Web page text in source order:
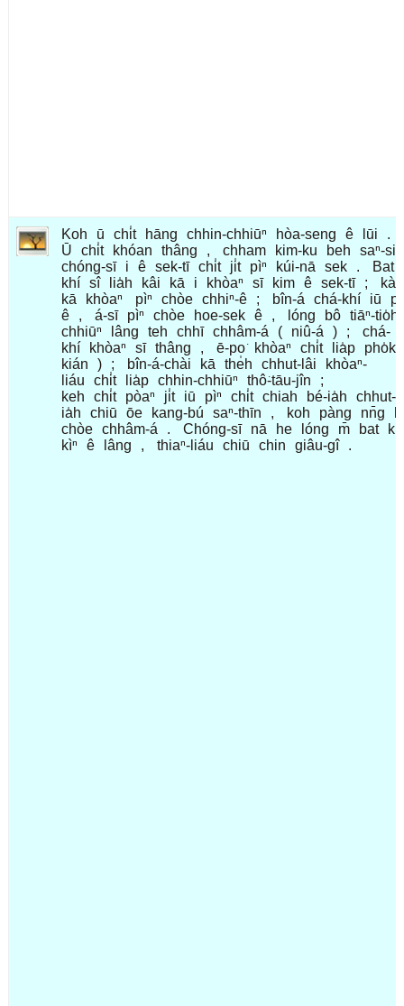
Koh ū chi̍t hāng chhin-chhiūⁿ hòa-seng ê lūi
.
Ū
chi̍t khóan thâng , chham kim-ku beh
saⁿ-
chóng-sī
i ê sek-tī chi̍t ji̍t pìⁿ kúi-nā sek . Bat
khí sî lia̍h kâi kā i khòaⁿ sī kim ê sek-tī ;
kàu
kā
khòaⁿ pìⁿ chòe chhiⁿ-ê ; bîn-á chá-khí iū
ê
, á-sī pìⁿ chòe hoe-sek ê , lóng bô tiāⁿ-tio̍h
chhiūⁿ
lâng teh chhī chhâm-á ( niû-á ) ;
chá-
khí
khòaⁿ sī thâng , ē-po͘ khòaⁿ chi̍t lia̍p
pho̍k-
kián
) ; bîn-á-chài kā the̍h chhut-lâi
khòaⁿ-
liáu
chi̍t lia̍p chhin-chhiūⁿ thô͘-tāu-jîn
;
keh
chi̍t pòaⁿ ji̍t iū pìⁿ chi̍t chiah bé-ia̍h
chhut-
ia̍h
chiū ōe kang-bú saⁿ-thīn , koh pàng nn̄g
chòe chhâm-á . Chóng-sī nā he lóng m̄ bat
kìⁿ
ê lâng , thiaⁿ-liáu chiū chin giâu-gî .